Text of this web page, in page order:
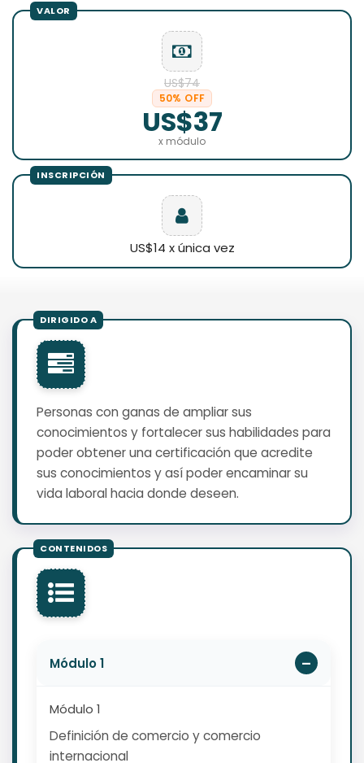
US$74
50% OFF
US$37
x módulo
US$14 x única vez
Personas con ganas de ampliar sus
conocimientos y fortalecer sus habilidades para
poder obtener una certificación que acredite
sus conocimientos y así poder encaminar su
vida laboral hacia donde deseen.
Módulo 1
Módulo 1
Definición de comercio y comercio
internacional